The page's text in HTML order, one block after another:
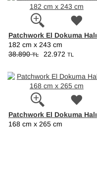
Patchwork El Dokuma Halı
182 cm x 243 cm
38.890TL 22.972 TL
Patchwork El Dokuma Halı
168 cm x 265 cm